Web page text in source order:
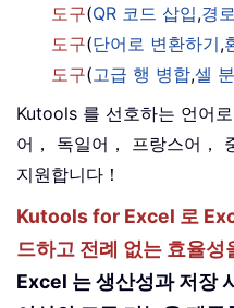
도구(QR 코드 삽입,경
도구(단어로 변환하기,
도구(고급 행 병합,셀
Kutools 를 선호하는 언어
어， 독일어， 프랑스어，
지원합니다！
Kutools for Excel 로
드하고 전례 없는 효율성
Excel 는 생산성과 저장